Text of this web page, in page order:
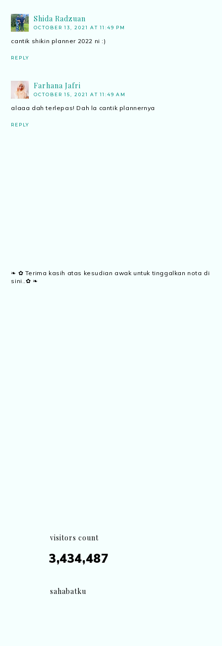
Shida Radzuan
OCTOBER 13, 2021 AT 11:49 PM
cantik shikin planner 2022 ni :)
REPLY
Farhana Jafri
OCTOBER 15, 2021 AT 11:49 AM
alaaa dah terlepas! Dah la cantik plannernya
REPLY
❧ ✿ Terima kasih atas kesudian awak untuk tinggalkan nota di
sini..✿ ❧
visitors count
3,434,487
sahabatku